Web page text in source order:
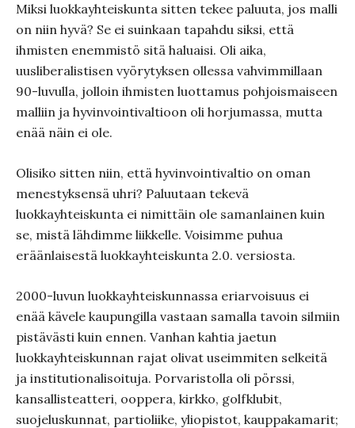
Miksi luokkayhteiskunta sitten tekee paluuta, jos malli
on niin hyvä? Se ei suinkaan tapahdu siksi, että
ihmisten enemmistö sitä haluaisi. Oli aika,
uusliberalistisen vyörytyksen ollessa vahvimmillaan
90-luvulla, jolloin ihmisten luottamus pohjoismaiseen
malliin ja hyvinvointivaltioon oli horjumassa, mutta
enää näin ei ole.
Olisiko sitten niin, että hyvinvointivaltio on oman
menestyksensä uhri? Paluutaan tekevä
luokkayhteiskunta ei nimittäin ole samanlainen kuin
se, mistä lähdimme liikkelle. Voisimme puhua
eräänlaisestä luokkayhteiskunta 2.0. versiosta.
2000-luvun luokkayhteiskunnassa eriarvoisuus ei
enää kävele kaupungilla vastaan samalla tavoin silmiin
pistävästi kuin ennen. Vanhan kahtia jaetun
luokkayhteiskunnan rajat olivat useimmiten selkeitä
ja institutionalisoituja. Porvaristolla oli pörssi,
kansallisteatteri, ooppera, kirkko, golfklubit,
suojeluskunnat, partioliike, yliopistot, kauppakamarit;